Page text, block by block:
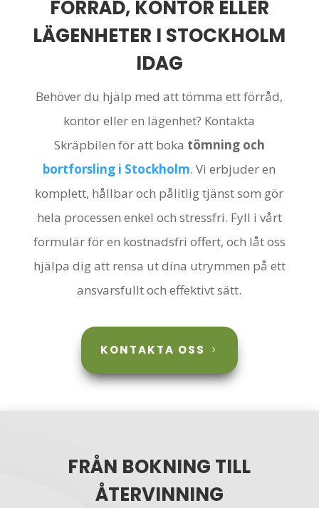
FÖRRÅD, KONTOR ELLER
LÄGENHETER I STOCKHOLM
IDAG
Behöver du hjälp med att tömma ett förråd,
kontor eller en lägenhet? Kontakta
Skräpbilen för att boka tömning och
bortforsling i Stockholm. Vi erbjuder en
komplett, hållbar och pålitlig tjänst som gör
hela processen enkel och stressfri. Fyll i vårt
formulär för en kostnadsfri offert, och låt oss
hjälpa dig att rensa ut dina utrymmen på ett
ansvarsfullt och effektivt sätt.
KONTAKTA OSS
FRÅN BOKNING TILL
ÅTERVINNING